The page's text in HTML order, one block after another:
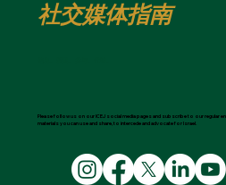
社交媒体指南
Please follow us on our ICEJ social media pages and subscribe to our regular
materials you can use and share, to intercede and advocate for Israel.